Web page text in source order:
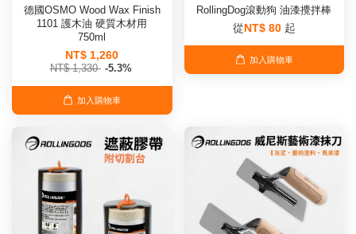
德國OSMO Wood Wax Finish
1101 護木油 硬質木材用
750ml
NT$ 1,260
NT$ 1,330 -5.3%
加入購物車
RollingDog滾動狗 油漆攪拌棒
從NT$ 80 起
加入購物車